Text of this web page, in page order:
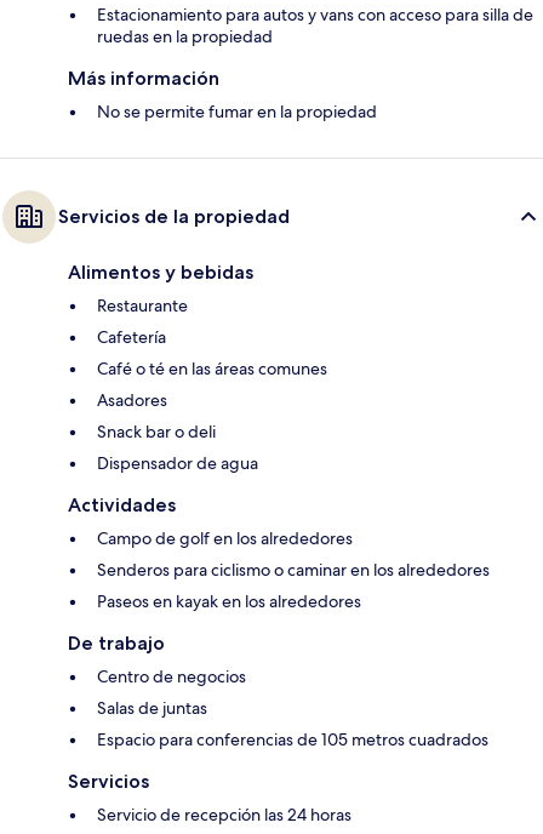
Estacionamiento para autos y vans con acceso para silla de
ruedas en la propiedad
Más información
No se permite fumar en la propiedad
Servicios de la propiedad
Alimentos y bebidas
Restaurante
Cafetería
Café o té en las áreas comunes
Asadores
Snack bar o deli
Dispensador de agua
Actividades
Campo de golf en los alrededores
Senderos para ciclismo o caminar en los alrededores
Paseos en kayak en los alrededores
De trabajo
Centro de negocios
Salas de juntas
Espacio para conferencias de 105 metros cuadrados
Servicios
Servicio de recepción las 24 horas